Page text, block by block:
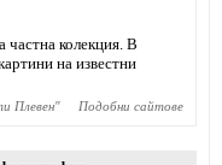
частна колекция. В
на известни
Плевен" Подобни сайтове